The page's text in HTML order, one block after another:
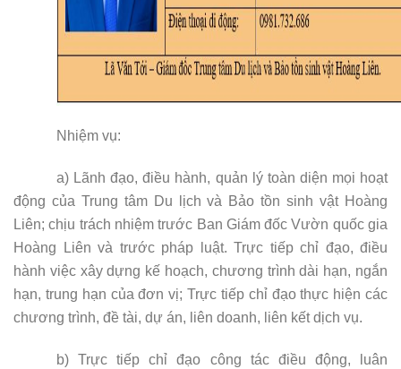
Nhiệm vụ:
a) Lãnh đạo, điều hành, quản lý toàn diện mọi hoạt
động của Trung tâm Du lịch và Bảo tồn sinh vật Hoàng
Liên;chịu trách nhiệm trước Ban Giám đốc Vườn quốc gia
Hoàng Liên và trước pháp luật. Trực tiếp chỉ đạo, điều
hành việc xây dựng kế hoạch, chương trình dài hạn, ngắn
hạn, trung hạn của đơn vị; Trực tiếp chỉ đạo thực hiện các
chương trình, đề tài, dự án, liên doanh, liên kết dịch vụ.
b)Trực tiếp chỉ đạo công tác điều động,
luân